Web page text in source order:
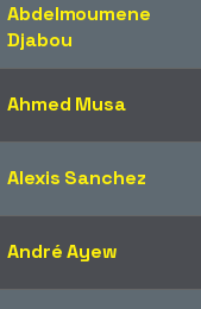
Abdelmoumene
Djabou
Ahmed Musa
Alexis Sanchez
André Ayew